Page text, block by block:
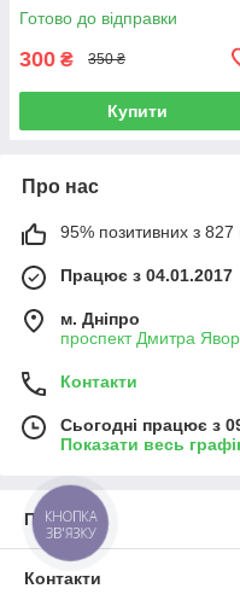
Готово до відправки
300 ₴ 350 ₴
Купити
Про нас
95% позитивних з 827
Працює з 04.01.2017
м. Дніпро
проспект Дмитра
Контакти
Сьогодні працює з
Показати весь
Про нас
Контакти
КНОПКА
ЗВ'ЯЗКУ